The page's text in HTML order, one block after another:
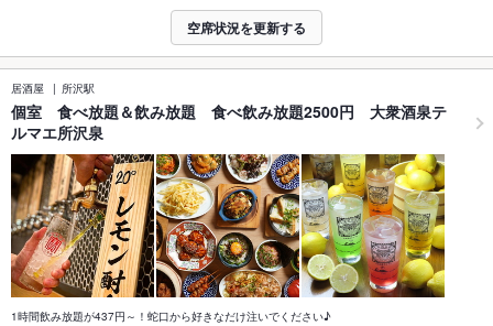
空席状況を更新する
居酒屋 所沢駅
個室 食べ放題＆飲み放題 食べ飲み放題2500円 大衆酒泉テ
ルマエ所沢泉
1時間飲み放題が437円～！蛇口から好きなだけ注いでください♪